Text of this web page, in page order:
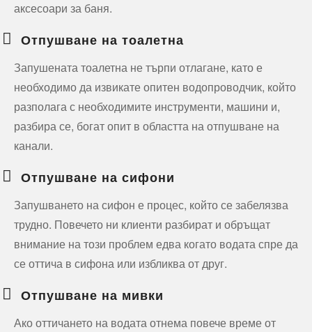
аксесоари за баня.
Отпушване на тоалетна
Запушената тоалетна не търпи отлагане, като е
необходимо да извикате опитен водопроводчик, който
разполага с необходимите инструменти, машини и,
разбира се, богат опит в областта на отпушване на
канали.
Отпушване на сифони
Запушването на сифон е процес, който се забелязва
трудно. Повечето ни клиенти разбират и обръщат
внимание на този проблем едва когато водата спре да
се оттича в сифона или избликва от друг.
Отпушване на мивки
Ако оттичането на водата отнема повече време от